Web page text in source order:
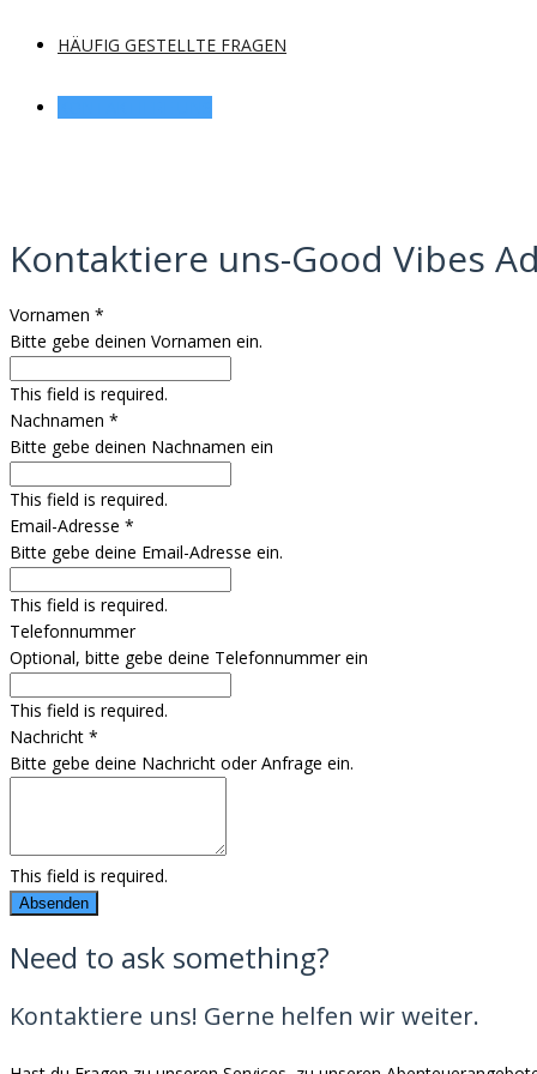
HÄUFIG GESTELLTE FRAGEN
Kontaktiere uns-Good Vibes
Vornamen *
Bitte gebe deinen Vornamen ein.
This field is required.
Nachnamen *
Bitte gebe deinen Nachnamen ein
This field is required.
Email-Adresse *
Bitte gebe deine Email-Adresse ein.
This field is required.
Telefonnummer
Optional, bitte gebe deine Telefonnummer ein
This field is required.
Nachricht *
Bitte gebe deine Nachricht oder Anfrage ein.
This field is required.
Absenden
Need to ask something?
Kontaktiere uns! Gerne helfen wir weiter.